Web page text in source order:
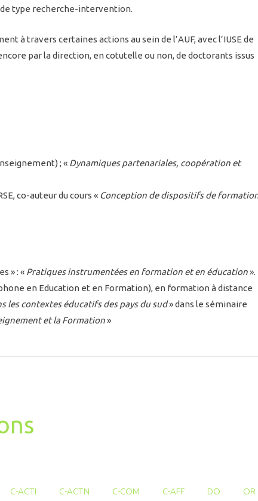
de type recherche-intervention.
à travers certaines actions au sein de l’AUF, avec l’IUSE de
par la direction, en cotutelle ou non, de doctorants issus
; « Dynamiques partenariales, coopération et
co-auteur du cours « Conception de dispositifs de
» : « Pratiques instrumentées en formation et en éducation».
en Education et en Formation), en formation à distance
les contextes éducatifs des pays du sud» dans le séminaire
et la Formation»
C-ACTI C-ACTN C-COM C-AFF DO OR